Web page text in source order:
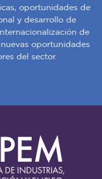
oportunidades de
y desarrollo de
de
oportunidades
del sector.